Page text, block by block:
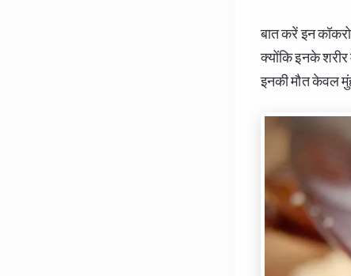
बात करें इन
क्योंकि इनके
इनकी मौत केवल